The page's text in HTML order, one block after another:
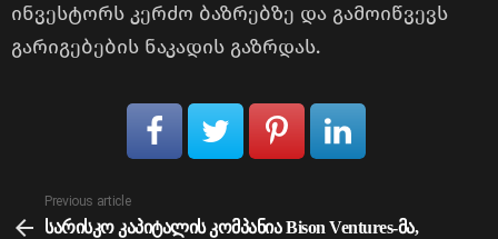
ინვესტორს კერძო ბაზრებზე და გამოიწვევს
გარიგებების ნაკადის გაზრდას.
more
Previous article
სარისკო კაპიტალის კომპანია Bison Ventures-მა,